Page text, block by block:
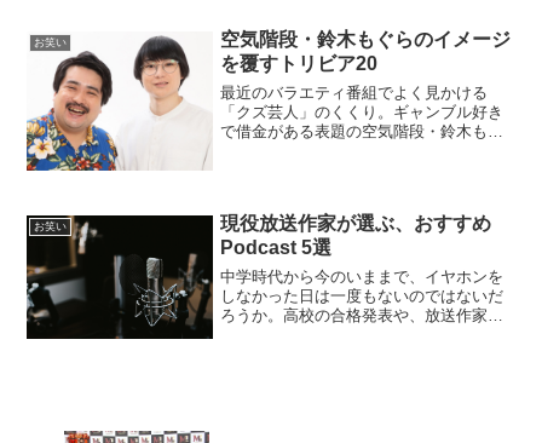
その中でも、劇場を中心に年間約1000ス
テージの出...
お笑い
空気階段・鈴木もぐらのイメージ
を覆すトリビア20
最近のバラエティ番組でよく見かける
「クズ芸人」のくくり。ギャンブル好き
で借金がある表題の空気階段・鈴木もぐ
ズ芸人の方々は、その金銭面...
お笑い
現役放送作家が選ぶ、おすすめ
Podcast 5選
中学時代から今のいままで、イヤホンを
しなかった日は一度もないのではないだ
ろうか。高校の合格発表や、放送作家に